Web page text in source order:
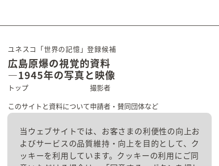
当ウェブサイトでは、お客さまの利便性の向上お
よびサービスの品質維持・向上を目的として、ク
ッキーを利用しています。クッキーの利用にご同
ユネスコ「世界の記憶」登録候補
広島原爆の視覚的資料
―1945年の写真と映像
トップ
このサイトと資料について
資料を探す
撮影者
申請者・賛同団体など
お問い合わせ